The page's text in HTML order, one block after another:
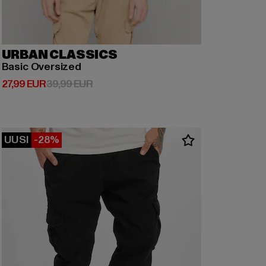
URBAN CLASSICS
Basic Oversized
27,99 EUR
Ajankohtainen hinta: 27,99 EUR
39,99 EURKampanjahinta: 39,99 EUR
UUSI -28%